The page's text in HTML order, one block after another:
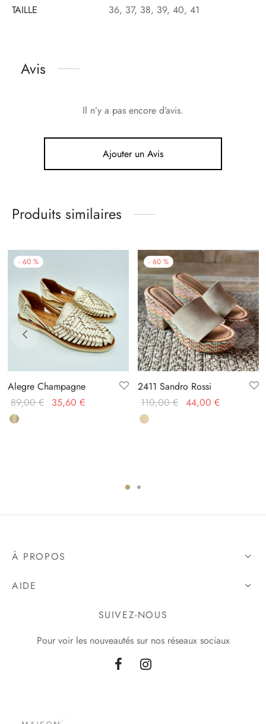
TAILLE
36, 37, 38, 39, 40, 41
Avis
Il n’y a pas encore d’avis.
Ajouter un Avis
Produits similaires
- 60 %
Alegre Champagne
89,00€
Le prix
35,60 €
- 60 %
2411 Sandro Rossi
110,00€ Le prix
44,00 €
À PROPOS
AIDE
SUIVEZ-NOUS
Pour voir les nouveautés sur nos réseaux sociaux